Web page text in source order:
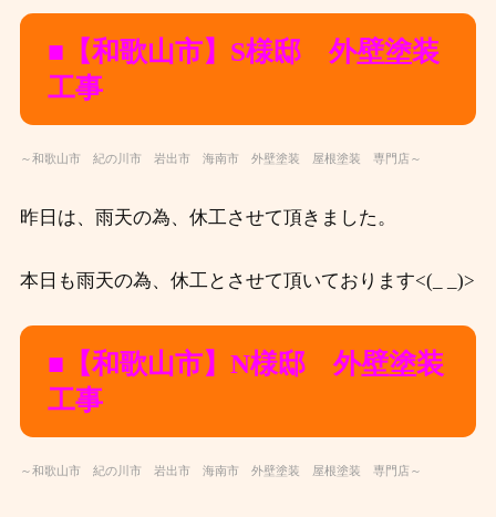
■【和歌山市】S様邸 外壁塗装
工事
～和歌山市 紀の川市 岩出市 海南市 外壁塗装 屋根塗装 専門店～
昨日は、雨天の為、休工させて頂きました。
本日も雨天の為、休工とさせて頂いております<(_ _)>
■【和歌山市】N様邸 外壁塗装
工事
～和歌山市 紀の川市 岩出市 海南市 外壁塗装 屋根塗装 専門店～